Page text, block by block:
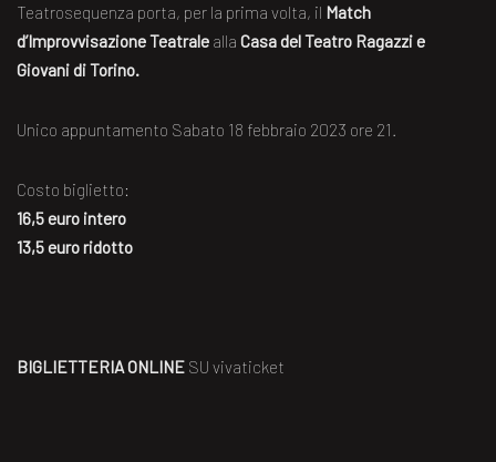
Teatrosequenza porta, per la prima volta, il Match
d’Improvvisazione Teatrale alla Casa del Teatro Ragazzi e
Giovani di Torino.
Unico appuntamento Sabato 18 febbraio 2023 ore 21.
Costo biglietto:
16,5 euro intero
13,5 euro ridotto
BIGLIETTERIA ONLINE SU vivaticket